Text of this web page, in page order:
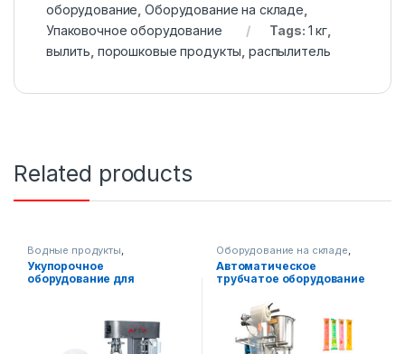
оборудование ,Оборудование на складе
Упаковочное оборудование
Tags: 1 кг,
вылить порошковые продукты распылитель
Related products
Водные продукты
Оборудование на складе
Упаковочное оборудование
Укупорочное
оборудование для
Оборудование на складе
Упаковочное оборудование
Вертикальная упаковка
Автоматическое
трубчатое оборудование
вертикальных жидких
продуктов